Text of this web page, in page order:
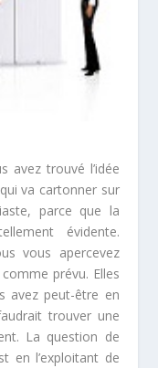
avez trouvé l’idée
va cartonner sur
parce que la
évidente.
vous apercevez
prévu. Elles
avez peut-être en
trouver une
La question de
en l’exploitant de